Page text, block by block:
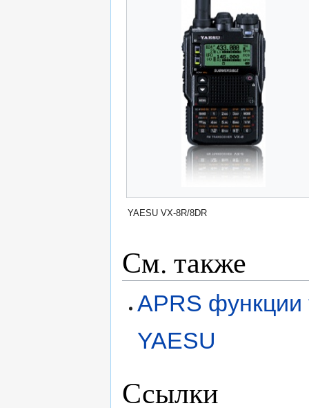
YAESU VX-8R/8DR
См. также
APRS функции
YAESU
Ссылки